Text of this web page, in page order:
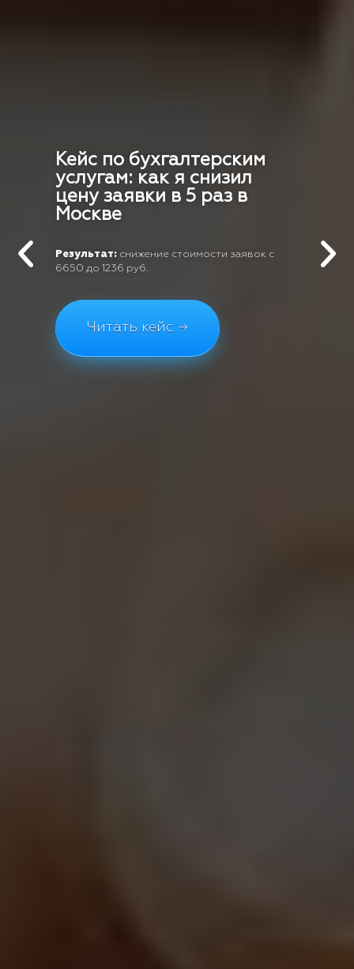
Кейс по бухгалтерским
услугам: как я снизил
цену заявки в 5 раз в
Москве
Результат: снижение стоимости заявок с
6650 до 1236 руб.
Читать кейс →